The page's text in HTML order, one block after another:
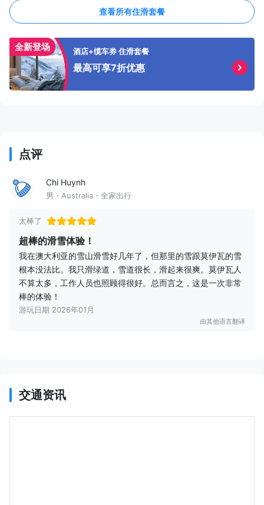
查看所有住滑套餐
全新登场 酒店+缆车券 住滑套餐
最高可享7折优惠
点评
Chi Huynh
男・Australia・全家出行
太棒了
超棒的滑雪体验！
我在澳大利亚的雪山滑雪好几年了，但那里的雪跟莫伊瓦的雪
根本没法比。我只滑绿道，雪道很长，滑起来很爽。莫伊瓦人
不算太多，工作人员也照顾得很好。总而言之，这是一次非常
棒的体验！
游玩日期 2026年01月
由其他语言翻译
交通资讯